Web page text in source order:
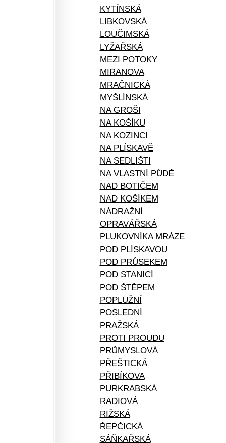
KYTÍNSKÁ
LIBKOVSKÁ
LOUČIMSKÁ
LYŽAŘSKÁ
MEZI POTOKY
MIRANOVA
MRAČNICKÁ
MYŠLÍNSKÁ
NA GROŠI
NA KOŠÍKU
NA KOZINCI
NA PLÍSKAVĚ
NA SEDLIŠTI
NA VLASTNÍ PŮDĚ
NAD BOTIČEM
NAD KOŠÍKEM
NÁDRAŽNÍ
OPRAVÁŘSKÁ
PLUKOVNÍKA MRÁZE
POD PLÍSKAVOU
POD PRŮSEKEM
POD STANICÍ
POD ŠTĚPEM
POPLUŽNÍ
POSLEDNÍ
PRAŽSKÁ
PROTI PROUDU
PRŮMYSLOVÁ
PŘEŠTICKÁ
PŘIBÍKOVA
PURKRABSKÁ
RADIOVÁ
RIŽSKÁ
ŘEPČICKÁ
SÁŇKAŘSKÁ